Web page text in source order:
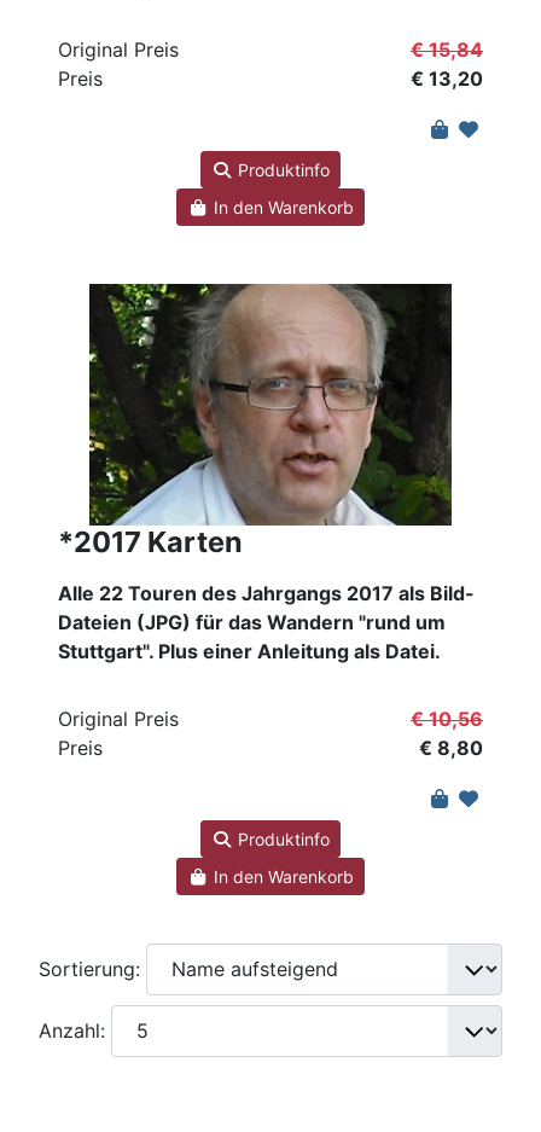
Original Preis
€ 15,84
Preis
€ 13,20
Produktinfo
In den Warenkorb
*2017 Karten
Alle 22 Touren des Jahrgangs 2017 als Bild-
Dateien (JPG) für das Wandern "rund um
Stuttgart". Plus einer Anleitung als Datei.
Original Preis
€ 10,56
Preis
€ 8,80
Produktinfo
In den Warenkorb
Sortierung:
Anzahl: